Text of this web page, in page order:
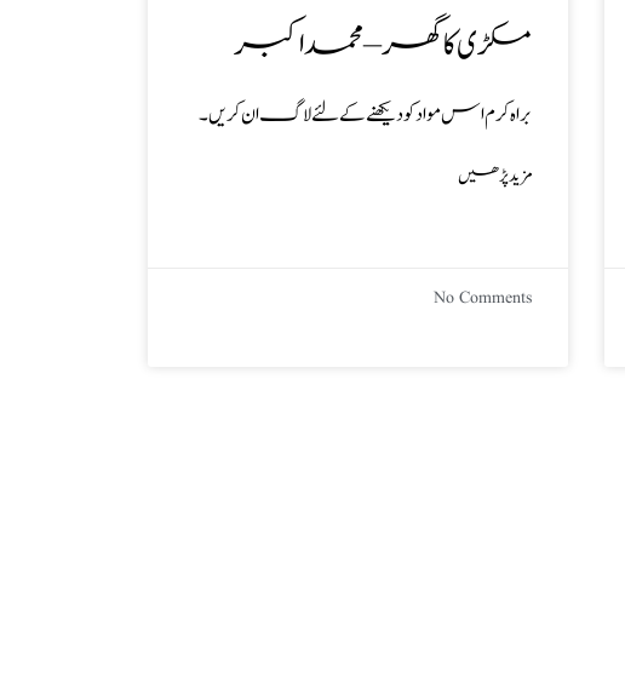
مکڑی کا گھر – محمد اکبر
براہ کرم اس مواد کو دیکھنے کے لئے لاگ ان کریں۔
مزید پڑھیں
No Comments